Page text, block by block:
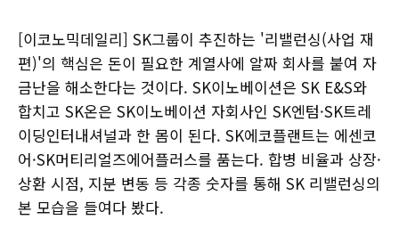
[이코노믹데일리] SK그룹이 추진하는 '리밸런싱(사업 재
편)'의 핵심은 돈이 필요한 계열사에 알짜 회사를 붙여 자
금난을 해소한다는 것이다. SK이노베이션은 SK E&S와
합치고 SK온은 SK이노베이션 자회사인 SK엔텀·SK트레
이딩인터내셔널과 한 몸이 된다. SK에코플랜트는 에센코
어·SK머티리얼즈에어플러스를 품는다. 합병 비율과 상장·
상환 시점, 지분 변동 등 각종 숫자를 통해 SK 리밸런싱의
본 모습을 들여다 봤다.